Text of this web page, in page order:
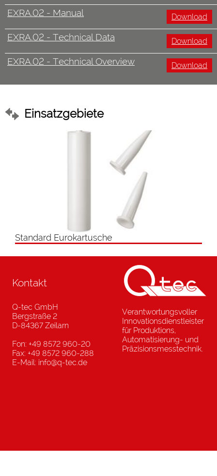
EXRA.02 - Manual Download
EXRA.02 - Technical Data Download
EXRA.02 - Technical Overview Download
Einsatzgebiete
Standard Eurokartusche
Kontakt
Q-tec GmbH
Bergstraße 2
D-84367 Zeilarn
Fon: +49 8572 960-20
Fax: +49 8572 960-288
E-Mail: info@q-tec.de
Verantwortungsvoller
Innovationsdienstleister
für Produktions,
Automatisierung- und
Präzisionsmesstechnik.